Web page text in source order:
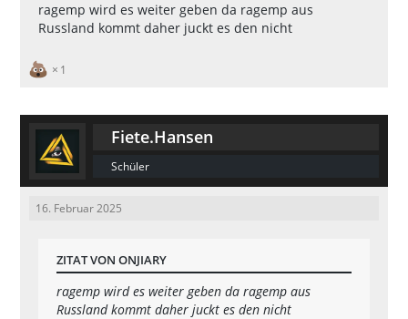
ragemp wird es weiter geben da ragemp aus
Russland kommt daher juckt es den nicht
1
Fiete.Hansen
Schüler
16. Februar 2025
ZITAT VON ONJIARY
ragemp wird es weiter geben da ragemp aus
Russland kommt daher juckt es den nicht